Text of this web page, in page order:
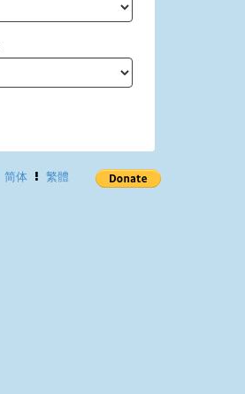
简体 繁體